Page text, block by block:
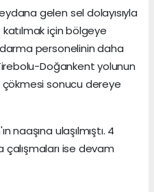
gelen sel dolayısıyla
için bölgeye
personelinin daha
Doğankent yolunun
sonucu dereye
naaşına ulaşılmıştı. 4
ise devam